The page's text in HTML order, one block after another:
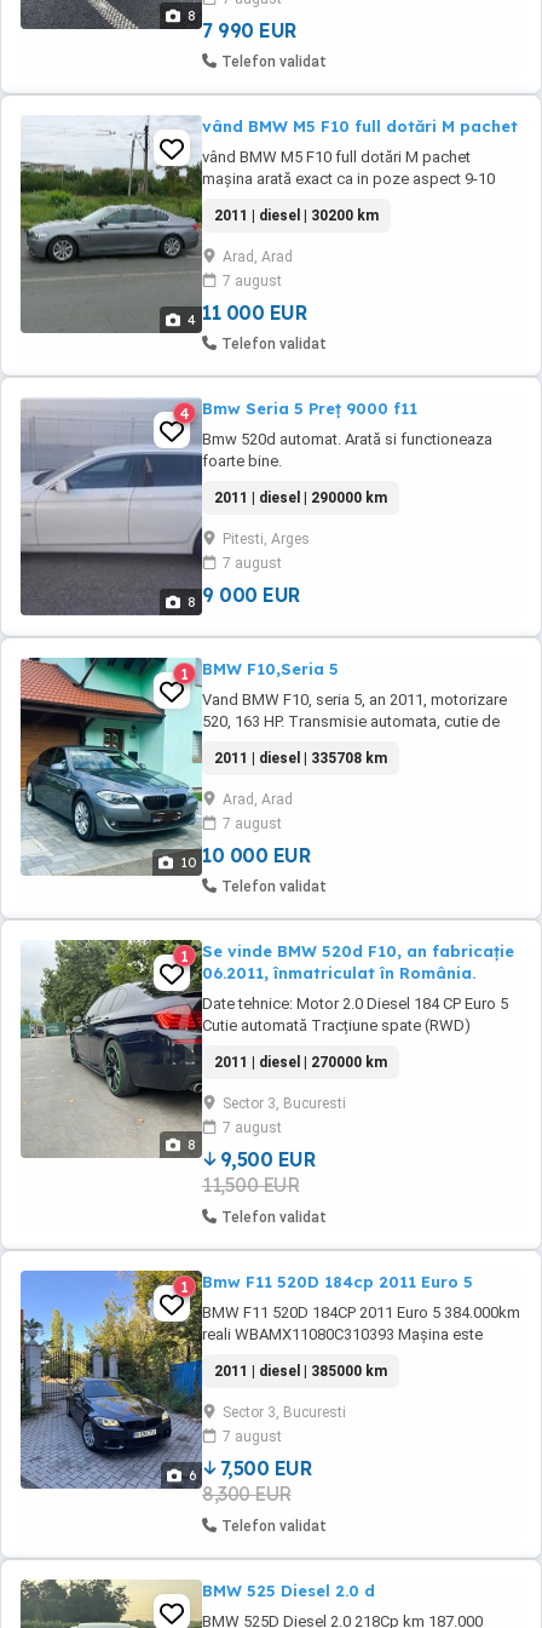
8
chei
7 990 EUR
Telefon validat
4
vând BMW M5 F10 full dotări M pachet
vând BMW M5 F10 full dotări M pachet
mașina arată exact ca in poze aspect 9-10
diferență an 2011 motor 2 litri senzori parcare
jante originale trapă oglinzi electrice dublu
climatronic lumini ambientale
2011 | diesel | 30200 km
Arad, Arad
7 august
11 000 EUR
Telefon validat
8
4 Bmw Seria 5 Preț 9000 f11
Bmw 520d automat. Arată si functioneaza
foarte bine.
2011 | diesel | 290000 km
Pitesti, Arges
7 august
9 000 EUR
10
1 BMW F10,Seria 5
Vand BMW F10, seria 5, an 2011, motorizare
520, 163 HP. Transmisie automata, cutie de
Navigatie mare, color. Moduri de condus:
confort, sport, sport plus. Scaune din piele,
cu memorie, ventilatie, electrice si incalzite
(interior seria 7). Senzori de parcare, ...
2011 | diesel | 335708 km
Arad, Arad
7 august
10 000 EUR
Telefon validat
8
1
Se vinde BMW 520d F10, an fabricație
06.2011, înmatriculat în România.
Date tehnice: Motor 2.0 Diesel 184 CP Euro 5
Cutie automată Tracțiune spate (RWD)
Culoare Carbon Schwarz Jante R19 Sistem
audio Harman Kardon Soft Close Interior full
piele Scaune față semi-electrice și încălzite
Climatizare ...
2011 | diesel | 270000 km
Sector 3, Bucuresti
7 august
9,500 EUR
11,500 EUR
Telefon validat
6
1 Bmw F11 520D 184cp 2011 Euro 5
BMW F11 520D 184CP 2011 Euro 5 384.000km
reali WBAMX11080C310393 Mașina este
și sunt reali, cam atât are o mașina din anul
ei(nu ce este pe internet cu 200.000 in
bord),mașina este pe firmă se emite factură
fiscală(trecem km pe factura),prețul afișat
este ...
2011 | diesel | 385000 km
Sector 3, Bucuresti
7 august
7,500 EUR
8,300 EUR
Telefon validat
BMW 525 Diesel 2.0 d
BMW 525D Diesel 2.0 218Cp km 187.000